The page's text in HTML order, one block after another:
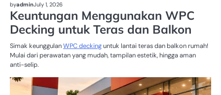
byadminJuly 1, 2026
Keuntungan Menggunakan WPC
Decking untuk Teras dan Balkon
Simak keunggulanWPC deckinguntuk lantai teras dan balkon rumah!
Mulai dari perawatan yang mudah, tampilan estetik, hingga aman
anti-selip.